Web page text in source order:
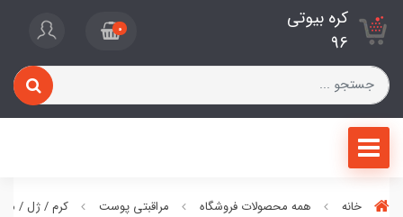
کره بیوتی
96
0
خانه همه محصولات فروشگاه مراقبتی پوست
کرم / ژل /